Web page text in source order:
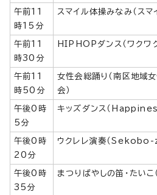
午前11
時15分
スマイル体操みなみ（スマ
午前11
時30分
HIPHOPダンス（ワクワ
午前11
時50分
女性会総踊り（南区地域
会）
午後0時
5分
キッズダンス（
午後0時
20分
ウクレレ演奏（Sekobo-z
午後0時
35分
まつりばやしの笛・たいこ